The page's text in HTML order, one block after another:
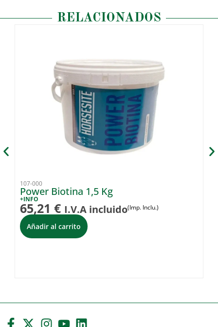
RELACIONADOS
107-000
Power Biotina 1,5 Kg
+INFO
65,21 € I.V.A incluido(Imp. Inclu.)
Añadir al carrito